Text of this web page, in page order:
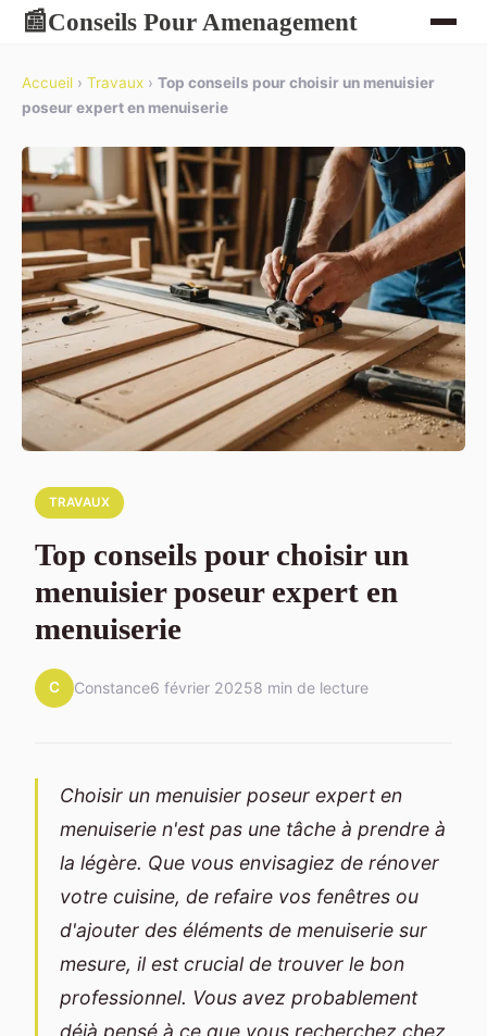
📰Conseils Pour Amenagement
Accueil › Travaux › Top conseils pour choisir un menuisier
poseur expert en menuiserie
TRAVAUX
Top conseils pour choisir un
menuisier poseur expert en
menuiserie
C Constance6 février 20258 min de lecture
Choisir un menuisier poseur expert en
menuiserie n'est pas une tâche à prendre à
la légère. Que vous envisagiez de rénover
votre cuisine, de refaire vos fenêtres ou
d'ajouter des éléments de menuiserie sur
mesure, il est crucial de trouver le bon
professionnel. Vous avez probablement
déjà pensé à ce que vous recherchez chez